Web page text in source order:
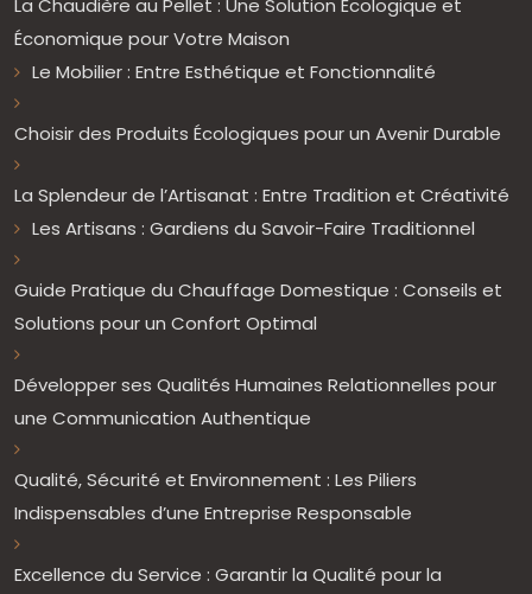
La Chaudière au Pellet : Une Solution Écologique et
Économique pour Votre Maison
Le Mobilier : Entre Esthétique et Fonctionnalité
Choisir des Produits Écologiques pour un Avenir Durable
La Splendeur de l’Artisanat : Entre Tradition et Créativité
Les Artisans : Gardiens du Savoir-Faire Traditionnel
Guide Pratique du Chauffage Domestique : Conseils et
Solutions pour un Confort Optimal
Développer ses Qualités Humaines Relationnelles pour
une Communication Authentique
Qualité, Sécurité et Environnement : Les Piliers
Indispensables d’une Entreprise Responsable
Excellence du Service : Garantir la Qualité pour la